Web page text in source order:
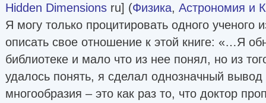
Hidden Dimensions ru] (Физика, Астрономия и
Я могу только процитировать одного ученого
описать свое отношение к этой книге: «…Я
библиотеке и мало что из нее понял, но из
удалось понять, я сделал однозначный вывод
многообразия – это как раз то, что доктор